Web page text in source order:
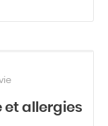
et allergies